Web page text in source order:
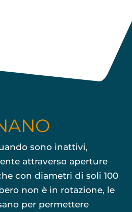
sono inattivi,
attraverso aperture
con diametri di soli 100
non è in rotazione, le
per permettere